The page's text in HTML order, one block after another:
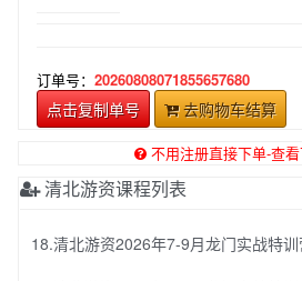
订单号： 20260808071855657680
点击复制单号 去购物车结算
不用注册直接下单-查
清北游资课程列表
18.清北游资2026年7-9月龙门实战特